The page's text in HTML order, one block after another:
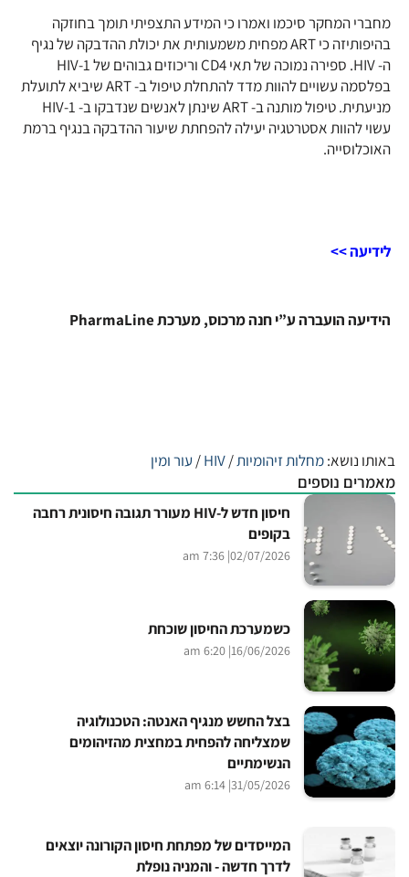
מחברי המחקר סיכמו ואמרו כי המידע התצפיתי תומך בחוזקה
בהיפותיזה כי ART מפחית משמעותית את יכולת ההדבקה של נגיף
ה- HIV. ספירה נמוכה של תאי CD4 וריכוזים גבוהים של HIV-1
בפלסמה עשויים להוות מדד להתחלת טיפול ב- ART שיביא לתועלת
מניעתית. טיפול מותנה ב- ART שינתן לאנשים שנדבקו ב- HIV-1
עשוי להוות אסטרטגיה יעילה להפחתת שיעור ההדבקה בנגיף ברמת
האוכלוסייה.
לידיעה >>
הידיעה הועברה ע”י חנה מרכוס, מערכת PharmaLine
באותו נושא:מחלות זיהומיות/
HIV
/עור ומין
מאמרים נוספים
חיסון חדש ל-HIV מעורר תגובה חיסונית רחבה
בקופים
02/07/2026
| 7:36 am
כשמערכת החיסון שוכחת
16/06/2026
| 6:20 am
בצל החשש מנגיף האנטה: הטכנולוגיה
שמצליחה להפחית במחצית מהזיהומים
הנשימתיים
31/05/2026
| 6:14 am
המייסדים של מפתחת חיסון הקורונה יוצאים
לדרך חדשה - והמניה נופלת